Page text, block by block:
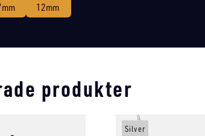
12mm
produkter
Silver